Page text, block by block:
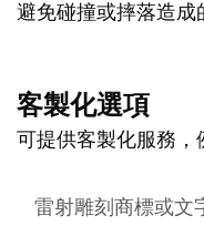
避免碰撞或摔落造成
客製化選項
可提供客製化服務，
雷射雕刻商標或文